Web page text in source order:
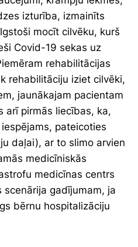
izturība, izmainīts
mocīt cilvēku, kurš
Covid-19 sekas uz
rehabilitācijas
rehabilitāciju iziet cilvēki,
jaunākajam pacientam
arī pirmās liecības, ka,
pateicoties
daļai), ar to slimo arvien
medicīniskās
medicīnas centrs
gadījumam, ja
bērnu hospitalizāciju